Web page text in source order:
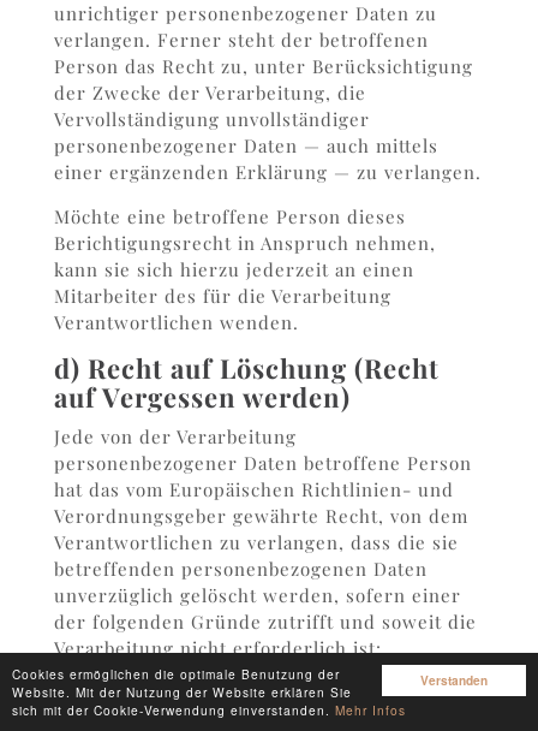
Verstanden
Cookies ermöglichen die optimale Benutzung der
Website. Mit der Nutzung der Website erklären Sie
sich mit der Cookie-Verwendung einverstanden. Mehr Infos
unrichtiger personenbezogener Daten zu
verlangen. Ferner steht der betroffenen
Person das Recht zu, unter Berücksichtigung
der Zwecke der Verarbeitung, die
Vervollständigung unvollständiger
personenbezogener Daten — auch mittels
einer ergänzenden Erklärung — zu verlangen.
Möchte eine betroffene Person dieses
Berichtigungsrecht in Anspruch nehmen,
kann sie sich hierzu jederzeit an einen
Mitarbeiter des für die Verarbeitung
Verantwortlichen wenden.
d) Recht auf Löschung (Recht
auf Vergessen werden)
Jede von der Verarbeitung
personenbezogener Daten betroffene Person
hat das vom Europäischen Richtlinien- und
Verordnungsgeber gewährte Recht, von dem
Verantwortlichen zu verlangen, dass die sie
betreffenden personenbezogenen Daten
unverzüglich gelöscht werden, sofern einer
der folgenden Gründe zutrifft und soweit die
Verarbeitung nicht erforderlich ist:
Die personenbezogenen Daten wurden für solche